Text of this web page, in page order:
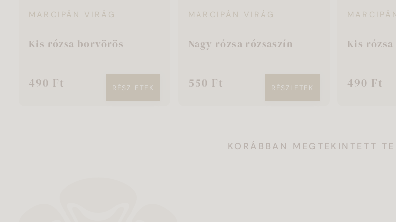
MARCIPÁN VIRÁG
Kis rózsa borvörös
490 Ft RÉSZLETEK
MARCIPÁN VIRÁG
Nagy rózsa rózsaszín
550 Ft RÉSZLETEK
Kis
490 Ft
KORÁBBAN MEGTEKINTETT